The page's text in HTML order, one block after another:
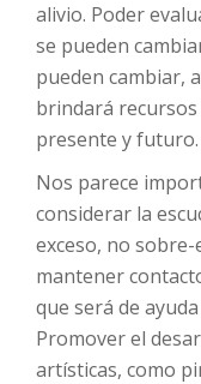
alivio. Poder
se pueden
pueden cambiar,
brindará
presente y futuro.
Nos parece
considerar la
exceso, no
mantener
que será de
Promover el
artísticas, como